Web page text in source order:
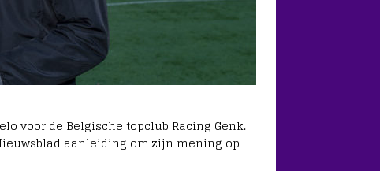
voor de Belgische topclub Racing Genk.
aanleiding om zijn mening op